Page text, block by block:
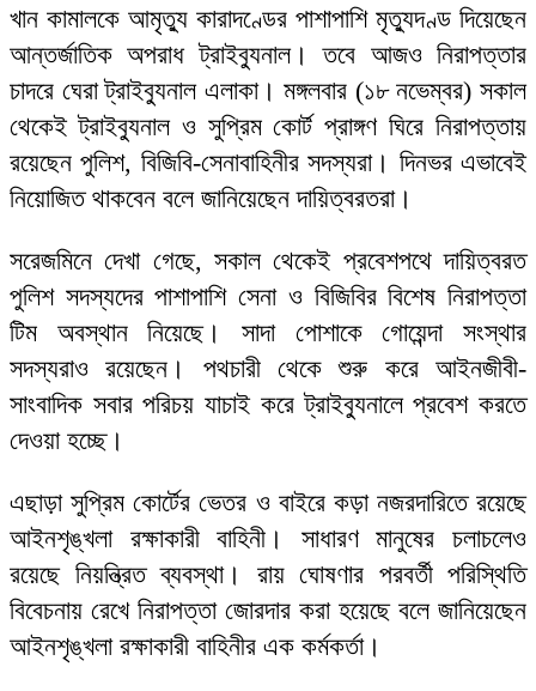
খান কামালকে আমৃত্যু কারাদণ্ডের পাশাপাশি মৃত্যুদণ্ড দিয়েছেন
আন্তর্জাতিক অপরাধ ট্রাইব্যুনাল। তবে আজও নিরাপত্তার
চাদরে ঘেরা ট্রাইব্যুনাল এলাকা। মঙ্গলবার (১৮ নভেম্বর) সকাল
থেকেই ট্রাইব্যুনাল ও সুপ্রিম কোর্ট প্রাঙ্গণ ঘিরে নিরাপত্তায়
রয়েছেন পুলিশ, বিজিবি-সেনাবাহিনীর সদস্যরা। দিনভর এভাবেই
নিয়োজিত থাকবেন বলে জানিয়েছেন দায়িত্বরতরা।
সরেজমিনে দেখা গেছে, সকাল থেকেই প্রবেশপথে দায়িত্বরত
পুলিশ সদস্যদের পাশাপাশি সেনা ও বিজিবির বিশেষ নিরাপত্তা
টিম অবস্থান নিয়েছে। সাদা পোশাকে গোয়েন্দা সংস্থার
সদস্যরাও রয়েছেন। পথচারী থেকে শুরু করে আইনজীবী-
সাংবাদিক সবার পরিচয় যাচাই করে ট্রাইব্যুনালে প্রবেশ করতে
দেওয়া হচ্ছে।
এছাড়া সুপ্রিম কোর্টের ভেতর ও বাইরে কড়া নজরদারিতে রয়েছে
আইনশৃঙ্খলা রক্ষাকারী বাহিনী। সাধারণ মানুষের চলাচলেও
রয়েছে নিয়ন্ত্রিত ব্যবস্থা। রায় ঘোষণার পরবর্তী পরিস্থিতি
বিবেচনায় রেখে নিরাপত্তা জোরদার করা হয়েছে বলে জানিয়েছেন
আইনশৃঙ্খলা রক্ষাকারী বাহিনীর এক কর্মকর্তা।